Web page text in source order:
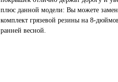
плюс данной модели: Вы можете
комплект грязевой резины на 8-
ранней весной.